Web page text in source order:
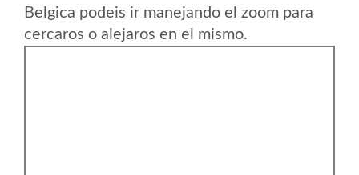
Belgica podeis ir manejando el zoom para
cercaros o alejaros en el mismo.